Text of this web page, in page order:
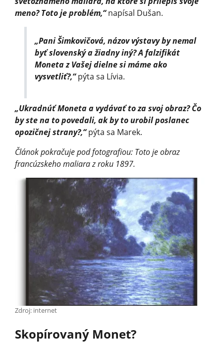
meno? Toto je problém,“napísal Dušan.
„Pani Šimkovičová, názov výstavy by nemal
byť slovenský a žiadny iný? A falzifikát
Moneta z Vašej dielne si máme ako
vysvetliť?,“pýta sa Lívia.
„Ukradnúť Moneta a vydávať to za svoj obraz? Čo
by ste na to povedali, ak by to urobil poslanec
opozičnej strany?,“pýta sa Marek.
Článok pokračuje pod fotografiou: Toto je obraz
francúzskeho maliara z roku 1897.
Zdroj: internet
Skopírovaný Monet?